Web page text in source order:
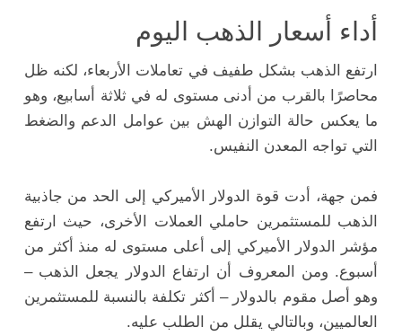
أداء أسعار الذهب اليوم
ارتفع الذهب بشكل طفيف في تعاملات الأربعاء، لكنه ظل
محاصرًا بالقرب من أدنى مستوى له في ثلاثة أسابيع، وهو
ما يعكس حالة التوازن الهش بين عوامل الدعم والضغط
التي تواجه المعدن النفيس.
فمن جهة، أدت قوة الدولار الأميركي إلى الحد من جاذبية
الذهب للمستثمرين حاملي العملات الأخرى، حيث ارتفع
مؤشر الدولار الأميركي إلى أعلى مستوى له منذ أكثر من
أسبوع. ومن المعروف أن ارتفاع الدولار يجعل الذهب –
وهو أصل مقوم بالدولار – أكثر تكلفة بالنسبة للمستثمرين
العالميين، وبالتالي يقلل من الطلب عليه.